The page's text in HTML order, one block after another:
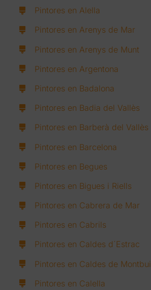
Pintores en Alella
Pintores en Arenys de Mar
Pintores en Arenys de Munt
Pintores en Argentona
Pintores en Badalona
Pintores en Badia del Vallès
Pintores en Barberà del Vallès
Pintores en Barcelona
Pintores en Begues
Pintores en Bigues i Riells
Pintores en Cabrera de Mar
Pintores en Cabrils
Pintores en Caldes d´Estrac
Pintores en Caldes de Montbui
Pintores en Calella